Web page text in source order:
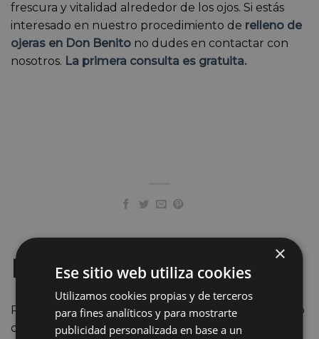
frescura y vitalidad alrededor de los ojos. Si estás
interesado en nuestro procedimiento de relleno de
ojeras en Don Benito no dudes en contactar con
nosotros. La primera consulta es gratuita.
Pide tu 1ª Cita Gratuita
Rellena el formulario y nos pondremos en contacto
contigo
×
Ese sitio web utiliza cookies
Utilizamos cookies propias y de terceros
para fines analíticos y para mostrarte
publicidad personalizada en base a un